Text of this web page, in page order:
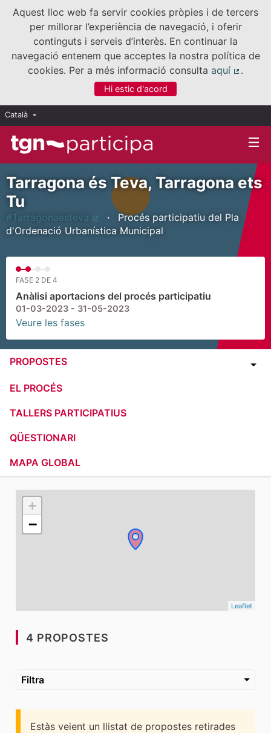
Aquest lloc web fa servir cookies pròpies i de tercers
per millorar l’experiència de navegació, i oferir
continguts i serveis d’interès. En continuar la
navegació entenem que acceptes la nostra política de
cookies. Per a més informació consulta aquí
.
Hi estic d'acord
Català Triar la llengua
Tarragona és Teva, Tarragona ets
Tu
#Tarragonaesteva
(Enllaç extern)
Procés participatiu del Pla
d'Ordenació Urbanística Municipal
FASE 2 DE 4
Anàlisi aportacions del procés participatiu
01-03-2023 - 31-05-2023
Veure les fases
PROPOSTES
EL PROCÉS
TALLERS PARTICIPATIUS
QÜESTIONARI
MAPA GLOBAL
El següent element és un mapa que presenta els
+
−
Leaflet
4 PROPOSTES
Filtra
Estàs veient un llistat de propostes retirades